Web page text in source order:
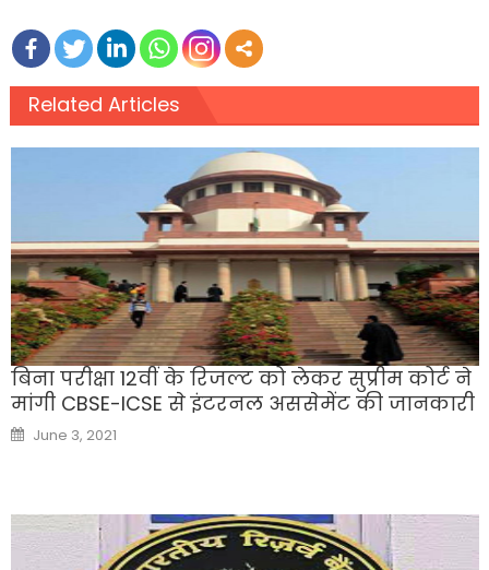
Related Articles
बिना परीक्षा 12वीं के रिजल्ट को लेकर सुप्रीम कोर्ट ने
मांगी CBSE-ICSE से इंटरनल अससेमेंट की जानकारी
Posted
on
June 3, 2021